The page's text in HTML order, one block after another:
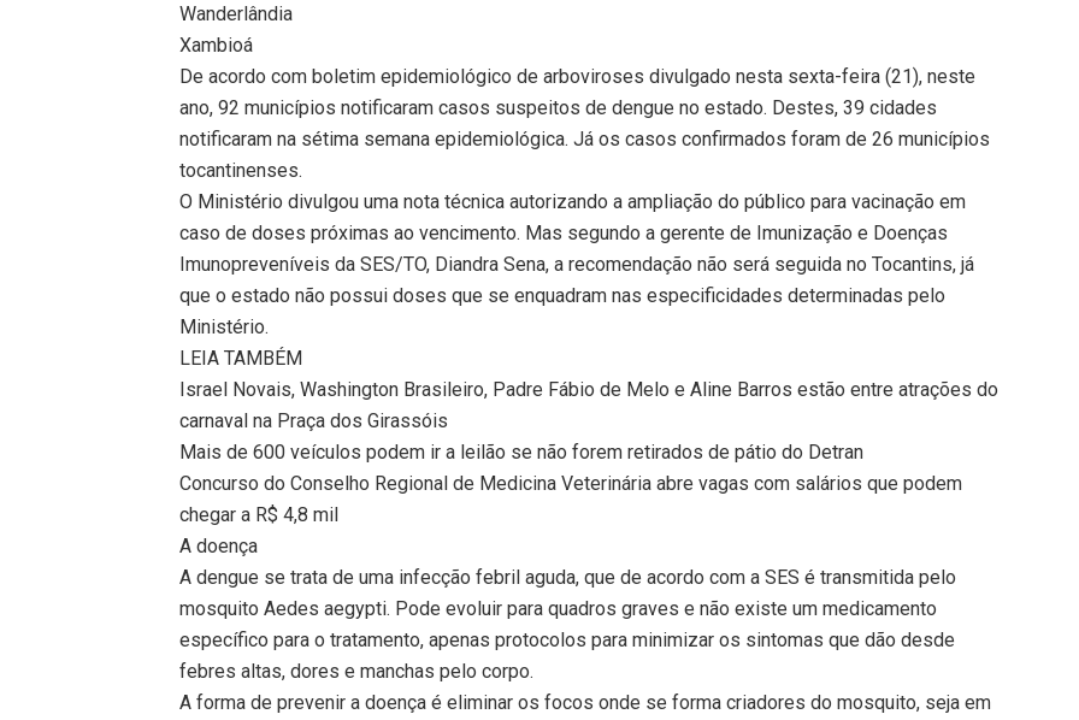
Wanderlândia
Xambioá
De acordo com boletim epidemiológico de arboviroses divulgado nesta sexta-feira (21), neste
ano, 92 municípios notificaram casos suspeitos de dengue no estado. Destes, 39 cidades
notificaram na sétima semana epidemiológica. Já os casos confirmados foram de 26 municípios
tocantinenses.
O Ministério divulgou uma nota técnica autorizando a ampliação do público para vacinação em
caso de doses próximas ao vencimento. Mas segundo a gerente de Imunização e Doenças
Imunopreveníveis da SES/TO, Diandra Sena, a recomendação não será seguida no Tocantins, já
que o estado não possui doses que se enquadram nas especificidades determinadas pelo
Ministério.
LEIA TAMBÉM
Israel Novais, Washington Brasileiro, Padre Fábio de Melo e Aline Barros estão entre atrações do
carnaval na Praça dos Girassóis
Mais de 600 veículos podem ir a leilão se não forem retirados de pátio do Detran
Concurso do Conselho Regional de Medicina Veterinária abre vagas com salários que podem
chegar a R$ 4,8 mil
A doença
A dengue se trata de uma infecção febril aguda, que de acordo com a SES é transmitida pelo
mosquito Aedes aegypti. Pode evoluir para quadros graves e não existe um medicamento
específico para o tratamento, apenas protocolos para minimizar os sintomas que dão desde
febres altas, dores e manchas pelo corpo.
A forma de prevenir a doença é eliminar os focos onde se forma criadores do mosquito, seja em